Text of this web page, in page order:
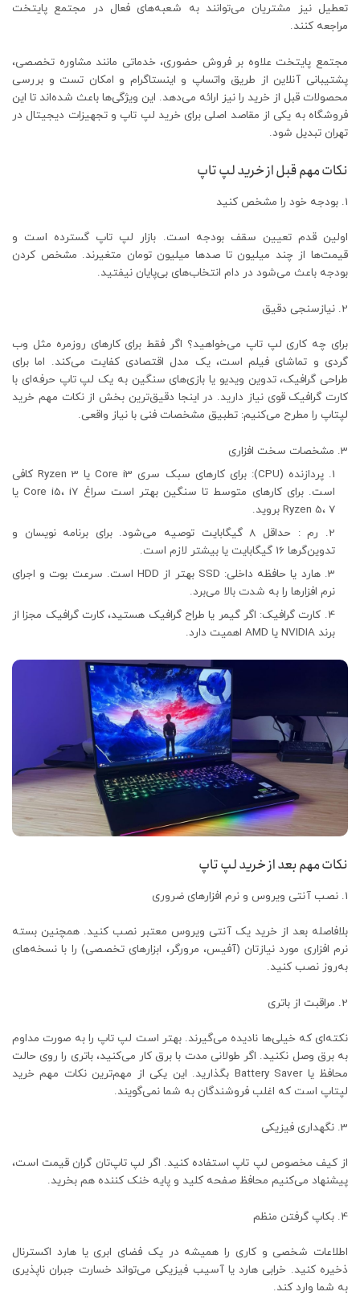
تعطیل نیز مشتریان می‌توانند به شعبه‌های فعال در مجتمع پایتخت
مراجعه کنند.
مجتمع پایتخت علاوه بر فروش حضوری، خدماتی مانند مشاوره تخصصی،
پشتیبانی آنلاین از طریق واتساپ و اینستاگرام و امکان تست و بررسی
محصولات قبل از خرید را نیز ارائه می‌دهد. این ویژگی‌ها باعث شده‌اند تا این
فروشگاه به یکی از مقاصد اصلی برای خرید لپ‌ تاپ و تجهیزات دیجیتال در
تهران تبدیل شود.
نکات مهم قبل از خرید لپ تاپ
بودجه خود را مشخص کنید
اولین قدم تعیین سقف بودجه است. بازار لپ‌ تاپ گسترده است و
قیمت‌ها از چند میلیون تا صدها میلیون تومان متغیرند. مشخص‌ کردن
بودجه باعث می‌شود در دام انتخاب‌های بی‌پایان نیفتید.
نیازسنجی دقیق
برای چه کاری لپ‌ تاپ می‌خواهید؟ اگر فقط برای کارهای روزمره مثل وب‌
گردی و تماشای فیلم است، یک مدل اقتصادی کفایت می‌کند. اما برای
طراحی گرافیک، تدوین ویدیو یا بازی‌های سنگین به یک لپ‌ تاپ حرفه‌ای با
کارت گرافیک قوی نیاز دارید. در اینجا دقیق‌ترین بخش از نکات مهم خرید
لپتاپ را مطرح می‌کنیم: تطبیق مشخصات فنی با نیاز واقعی.
مشخصات سخت‌ افزاری
پردازنده (CPU): برای کارهای سبک سری Core i3 یا Ryzen 3 کافی
است. برای کارهای متوسط تا سنگین بهتر است سراغ Core i5، i7 یا
Ryzen 5، 7 بروید.
رم : حداقل 8 گیگابایت توصیه می‌شود. برای برنامه‌ نویسان و
تدوین‌گرها 16 گیگابایت یا بیشتر لازم است.
هارد یا حافظه داخلی: SSD بهتر از HDD است. سرعت بوت و اجرای
نرم‌ افزارها را به‌ شدت بالا می‌برد.
کارت گرافیک: اگر گیمر یا طراح گرافیک هستید، کارت گرافیک مجزا از
برند NVIDIA یا AMD اهمیت دارد.
نکات مهم بعد از خرید لپ تاپ
نصب آنتی‌ ویروس و نرم‌ افزارهای ضروری
بلافاصله بعد از خرید یک آنتی‌ ویروس معتبر نصب کنید. همچنین بسته
نرم‌ افزاری مورد نیازتان (آفیس، مرورگر، ابزارهای تخصصی) را با نسخه‌های
به‌روز نصب کنید.
مراقبت از باتری
نکته‌ای که خیلی‌ها نادیده می‌گیرند. بهتر است لپ‌ تاپ را به‌ صورت مداوم
به برق وصل نکنید. اگر طولانی‌ مدت با برق کار می‌کنید، باتری را روی حالت
محافظ یا Battery Saver بگذارید. این یکی از مهم‌ترین نکات مهم خرید
لپتاپ است که اغلب فروشندگان به شما نمی‌گویند.
نگهداری فیزیکی
از کیف مخصوص لپ‌ تاپ استفاده کنید. اگر لپ‌ تاپ‌تان گران‌ قیمت است،
پیشنهاد می‌کنیم محافظ صفحه‌ کلید و پایه خنک‌ کننده هم بخرید.
بکاپ گرفتن منظم
اطلاعات شخصی و کاری را همیشه در یک فضای ابری یا هارد اکسترنال
ذخیره کنید. خرابی هارد یا آسیب فیزیکی می‌تواند خسارت جبران‌ ناپذیری
به شما وارد کند.